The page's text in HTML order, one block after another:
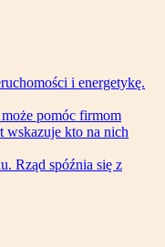
i energetykę.
pomóc firmom
wskazuje kto na nich
Rząd spóźnia się z